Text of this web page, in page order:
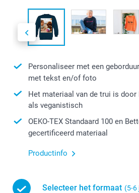
Personaliseer met een
met tekst en/of foto
Het materiaal van de trui is door
als veganistisch
OEKO-TEX Standaard 100 en
gecertificeerd materiaal
Productinfo
Selecteer het formaat (5-6